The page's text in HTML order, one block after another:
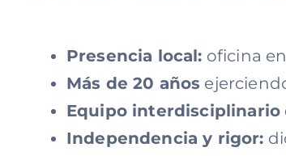
Presencia local: oficina
Más de 20 años
Equipo interdisciplinario
Independencia y rigor: